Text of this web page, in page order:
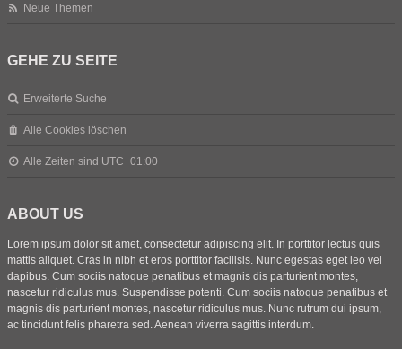
Neue Themen
GEHE ZU SEITE
Erweiterte Suche
Alle Cookies löschen
Alle Zeiten sind UTC+01:00
ABOUT US
Lorem ipsum dolor sit amet, consectetur adipiscing elit. In porttitor lectus quis
mattis aliquet. Cras in nibh et eros porttitor facilisis. Nunc egestas eget leo vel
dapibus. Cum sociis natoque penatibus et magnis dis parturient montes,
nascetur ridiculus mus. Suspendisse potenti. Cum sociis natoque penatibus et
magnis dis parturient montes, nascetur ridiculus mus. Nunc rutrum dui ipsum,
ac tincidunt felis pharetra sed. Aenean viverra sagittis interdum.